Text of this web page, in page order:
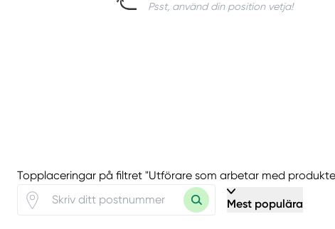
Psst, använd din position vetja!
Topplaceringar på filtret "Utförare som arbetar med
Mest populära